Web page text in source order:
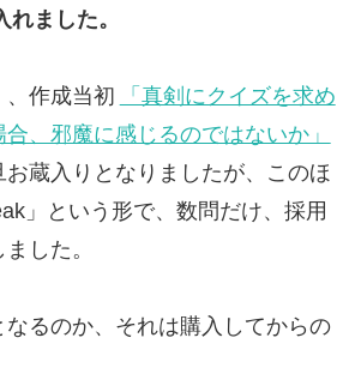
ました。
、作成当初
「真剣にクイズを求め
、邪魔に感じるのではないか」
お蔵入りとなりましたが、このほ
」という形で、数問だけ、採用
した。
なるのか、それは購入してからの